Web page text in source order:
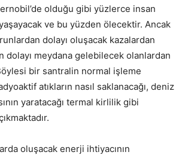
olduğu gibi yüzlerce insan
ve bu yüzden ölecektir. Ancak
dolayı oluşacak kazalardan
dolayı meydana gelebilecek olanlardan
bir santralin normal işleme
atıkların nasıl saklanacağı, deniz
yaratacağı termal kirlilik gibi
oluşacak enerji ihtiyacının